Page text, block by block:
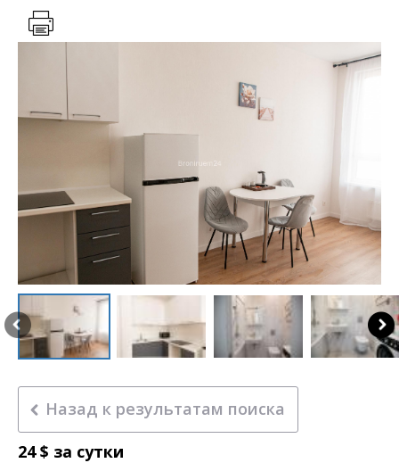
Назад к результатам поиска
24 $ за сутки